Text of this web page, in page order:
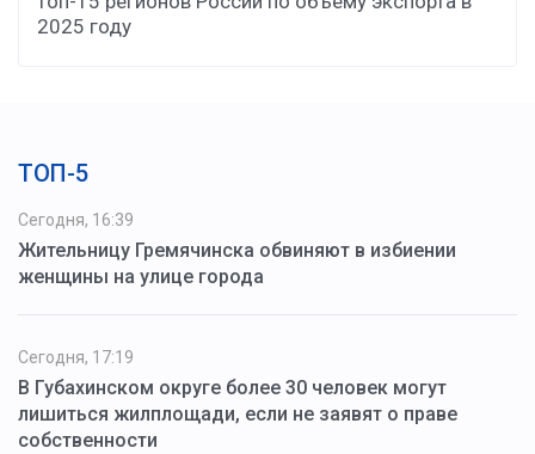
2025 году
ТОП-5
Сегодня, 16:39
Жительницу Гремячинска обвиняют в избиении
женщины на улице города
Сегодня, 17:19
В Губахинском округе более 30 человек могут
лишиться жилплощади, если не заявят о праве
собственности